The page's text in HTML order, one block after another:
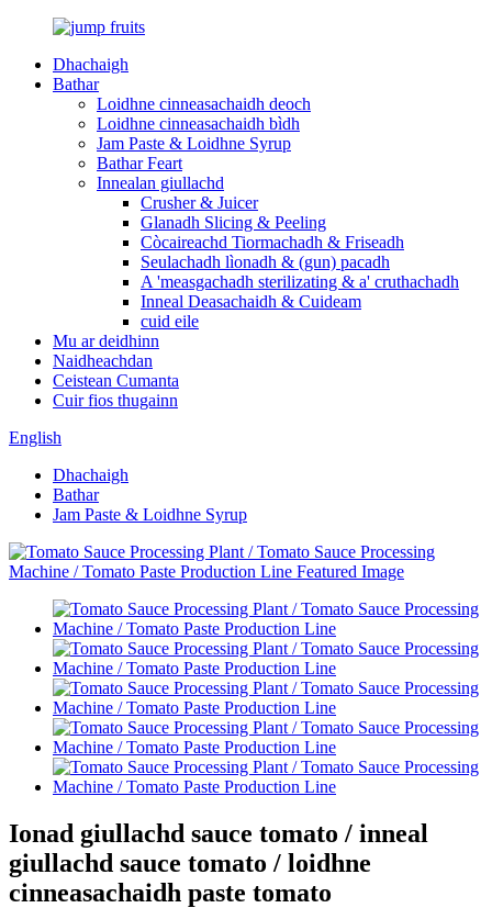
Dhachaigh
Bathar
Loidhne cinneasachaidh deoch
Loidhne cinneasachaidh bìdh
Jam Paste & Loidhne Syrup
Bathar Feart
Innealan giullachd
Crusher & Juicer
Glanadh Slicing & Peeling
Còcaireachd Tiormachadh & Friseadh
Seulachadh lìonadh & (gun) pacadh
A 'measgachadh sterilizating & a' cruthachadh
Inneal Deasachaidh & Cuideam
cuid eile
Mu ar deidhinn
Naidheachdan
Ceistean Cumanta
Cuir fios thugainn
English
Dhachaigh
Bathar
Jam Paste & Loidhne Syrup
Ionad giullachd sauce tomato / inneal
giullachd sauce tomato / loidhne
cinneasachaidh paste tomato